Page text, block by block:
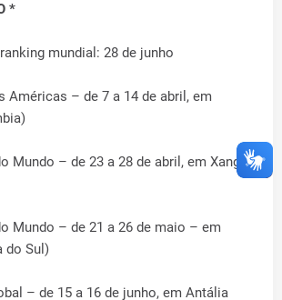
*
mundial: 28 de junho
Américas – de 7 a 14 de abril, em
Mundo – de 23 a 28 de abril, em Xangai
Mundo – de 21 a 26 de maio – em
do Sul)
– de 15 a 16 de junho, em Antália